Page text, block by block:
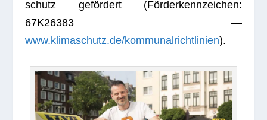
schutz geför­dert (För­der­kenn­zei­chen:
67K26383 —
www.klimaschutz.de/kommunalrichtlinien).